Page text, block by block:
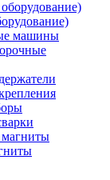
машины